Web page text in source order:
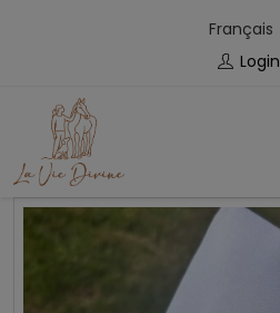
Français
Login